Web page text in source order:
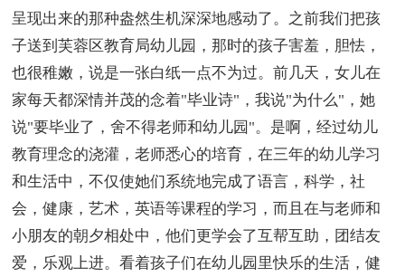
呈现出来的那种盎然生机深深地感动了。之前我们把孩
子送到芙蓉区教育局幼儿园，那时的孩子害羞，胆怯，
也很稚嫩，说是一张白纸一点不为过。前几天，女儿在
家每天都深情并茂的念着"毕业诗"，我说"为什么"，她
说"要毕业了，舍不得老师和幼儿园"。是啊，经过幼儿
教育理念的浇灌，老师悉心的培育，在三年的幼儿学习
和生活中，不仅使她们系统地完成了语言，科学，社
会，健康，艺术，英语等课程的学习，而且在与老师和
小朋友的朝夕相处中，他们更学会了互帮互助，团结友
爱，乐观上进。看着孩子们在幼儿园里快乐的生活，健